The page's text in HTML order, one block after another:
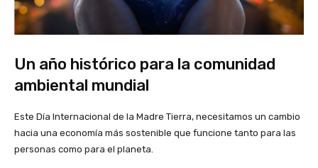
Un año histórico para la comunidad
ambiental mundial
Este Día Internacional de la Madre Tierra, necesitamos un cambio
hacia una economía más sostenible que funcione tanto para las
personas como para el planeta.